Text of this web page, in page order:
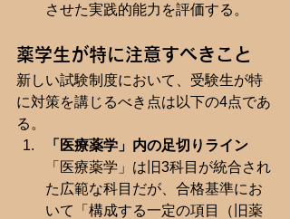
させた実践的能力を評価する。
薬学生が特に注意すべきこと
新しい試験制度において、受験生が特
に対策を講じるべき点は以下の4点であ
る。
「医療薬学」内の足切りライン
「医療薬学」は旧3科目が統合され
た広範な科目だが、合格基準にお
いて「構成する一定の項目（旧薬